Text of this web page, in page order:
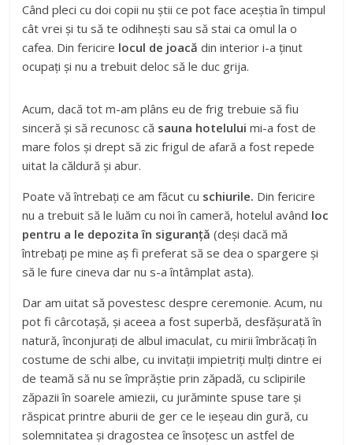
Când pleci cu doi copii nu știi ce pot face aceștia în timpul
cât vrei și tu să te odihnești sau să stai ca omul la o
cafea. Din fericire locul de joacă din interior i-a ținut
ocupați și nu a trebuit deloc să le duc grija.
Acum, dacă tot m-am plâns eu de frig trebuie să fiu
sinceră și să recunosc că sauna hotelului mi-a fost de
mare folos și drept să zic frigul de afară a fost repede
uitat la căldură și abur.
Poate vă întrebați ce am făcut cu schiurile. Din fericire
nu a trebuit să le luăm cu noi în cameră, hotelul având loc
pentru a le depozita în siguranță (deși dacă mă
întrebați pe mine aș fi preferat să se dea o spargere și
să le fure cineva dar nu s-a întâmplat asta).
Dar am uitat să povestesc despre ceremonie. Acum, nu
pot fi cârcotașă, și aceea a fost superbă, desfășurată în
natură, înconjurați de albul imaculat, cu mirii îmbrăcați în
costume de schi albe, cu invitații impietriți mulți dintre ei
de teamă să nu se împrăștie prin zăpadă, cu sclipirile
zăpazii în soarele amiezii, cu jurăminte spuse tare și
răspicat printre aburii de ger ce le ieșeau din gură, cu
solemnitatea și dragostea ce însoțesc un astfel de